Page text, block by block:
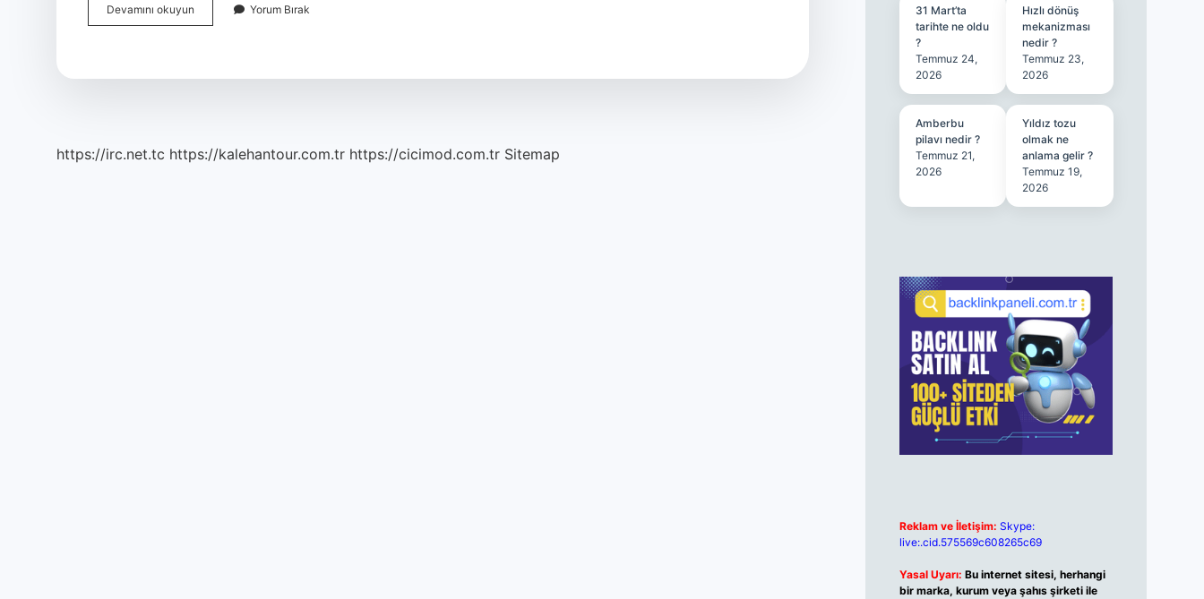
Devamını okuyun
Danası
Yorum Bırak
https://irc.net.tc https://kalehantour.com.tr https://cicimod.com.tr Sitemap
31 Mart’ta
tarihte ne oldu
?
Temmuz 24,
2026
Hızlı dönüş
mekanizması
nedir ?
Temmuz 23,
2026
Amberbu
pilavı nedir ?
Temmuz 21,
2026
Yıldız tozu
olmak ne
anlama gelir ?
Temmuz 19,
2026
Reklam ve İletişim: Skype:
live:.cid.575569c608265c69
Yasal Uyarı: Bu internet sitesi, herhangi
bir marka, kurum veya şahıs şirketi ile